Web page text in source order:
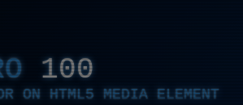
100
ON HTML5 MEDIA ELEMENT